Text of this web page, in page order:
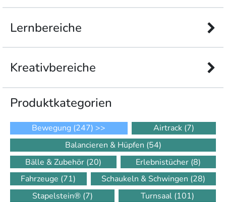
Lernbereiche
Kreativbereiche
Produkt­kategorien
Bewegung (247) >> Airtrack (7)
Balancieren & Hüpfen (54)
Bälle & Zubehör (20) Erlebnistücher (8)
Fahrzeuge (71) Schaukeln & Schwingen (28)
Stapelstein® (7) Turnsaal (101)